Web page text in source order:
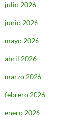
julio 2026
junio 2026
mayo 2026
abril 2026
marzo 2026
febrero 2026
enero 2026